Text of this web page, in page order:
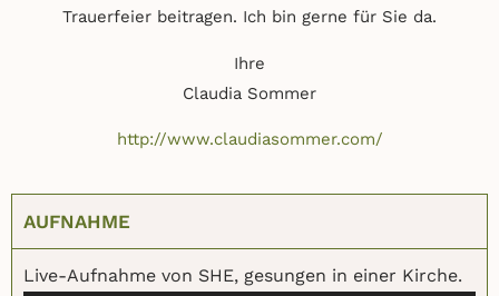
Trauerfeier beitragen. Ich bin gerne für Sie da.
Ihre
Claudia Sommer
http://www.claudiasommer.com/
AUFNAHME
Live-Aufnahme von SHE, gesungen in einer Kirche.